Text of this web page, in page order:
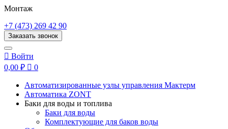
Монтаж
+7 (473) 269 42 90
Заказать звонок
 Войти
0,00 ₽  0
Автоматизированные узлы управления Мактерм
Автоматика ZONT
Баки для воды и топлива
Баки для воды
Комплектующие для баков воды